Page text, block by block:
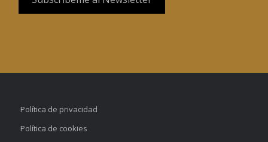
Política de privacidad
Política de cookies